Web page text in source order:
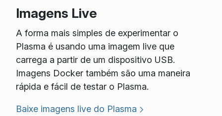
Imagens Live
A forma mais simples de experimentar o
Plasma é usando uma imagem live que
carrega a partir de um dispositivo USB.
Imagens Docker também são uma maneira
rápida e fácil de testar o Plasma.
Baixe imagens live do Plasma